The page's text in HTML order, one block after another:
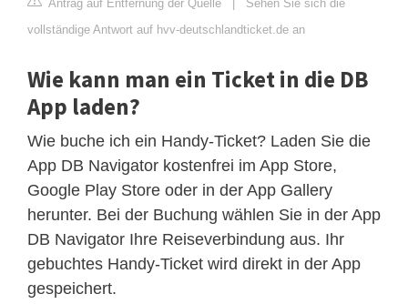
Antrag auf Entfernung der Quelle
Sehen Sie sich die
vollständige Antwort auf hvv-deutschlandticket.de an
Wie kann man ein Ticket in die DB
App laden?
Wie buche ich ein Handy-Ticket? Laden Sie die
App DB Navigator kostenfrei im App Store,
Google Play Store oder in der App Gallery
herunter. Bei der Buchung wählen Sie in der App
DB Navigator Ihre Reiseverbindung aus. Ihr
gebuchtes Handy-Ticket wird direkt in der App
gespeichert.